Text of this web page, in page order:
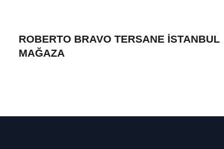
ROBERTO BRAVO TERSANE İSTANBUL
MAĞAZA